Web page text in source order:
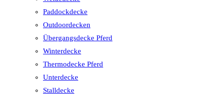
Paddockdecke
Outdoordecken
Übergangsdecke Pferd
Winterdecke
Thermodecke Pferd
Unterdecke
Stalldecke